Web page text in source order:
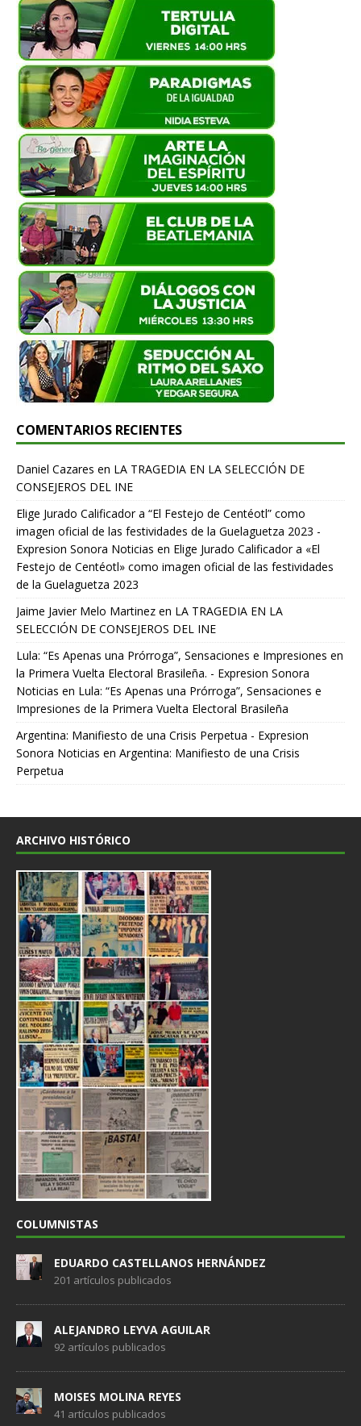
COMENTARIOS RECIENTES
Daniel Cazares en LA TRAGEDIA EN LA SELECCIÓN DE
CONSEJEROS DEL INE
Elige Jurado Calificador a “El Festejo de Centéotl” como
imagen oficial de las festividades de la Guelaguetza 2023 -
Expresion Sonora Noticias en Elige Jurado Calificador a «El
Festejo de Centéotl» como imagen oficial de las festividades
de la Guelaguetza 2023
Jaime Javier Melo Martinez en LA TRAGEDIA EN LA
SELECCIÓN DE CONSEJEROS DEL INE
Lula: “Es Apenas una Prórroga”, Sensaciones e Impresiones en
la Primera Vuelta Electoral Brasileña. - Expresion Sonora
Noticias en Lula: “Es Apenas una Prórroga”, Sensaciones e
Impresiones de la Primera Vuelta Electoral Brasileña
Argentina: Manifiesto de una Crisis Perpetua - Expresion
Sonora Noticias en Argentina: Manifiesto de una Crisis
Perpetua
ARCHIVO HISTÓRICO
COLUMNISTAS
EDUARDO CASTELLANOS HERNÁNDEZ
201 artículos publicados
ALEJANDRO LEYVA AGUILAR
92 artículos publicados
MOISES MOLINA REYES
41 artículos publicados